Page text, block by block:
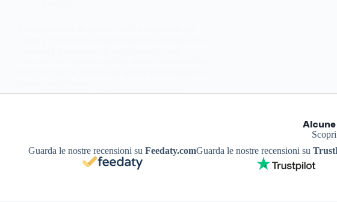
Antonello S.
20 Novembre 2024
Guarda le nostre recensioni suFeedaty.comGuarda le nostre recensioni su